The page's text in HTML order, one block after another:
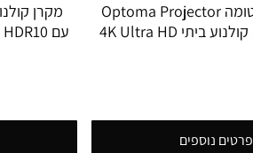
מקרן 4K אופטומה Optoma Projector
UHD65 מקרן קולנוע ביתי 4K Ultra HD
פרטים נוספים